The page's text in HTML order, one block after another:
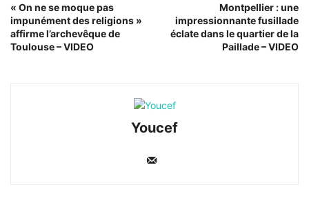
« On ne se moque pas
impunément des religions »
affirme l’archevêque de
Toulouse – VIDEO
Montpellier : une
impressionnante fusillade
éclate dans le quartier de la
Paillade – VIDEO
Youcef